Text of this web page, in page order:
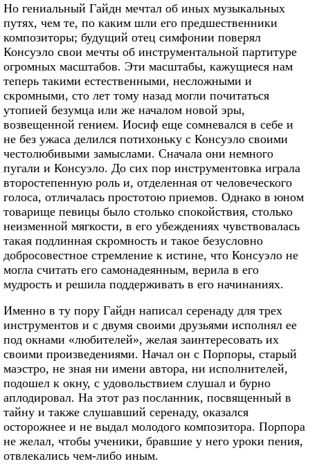
Но гениальный Гайдн мечтал об иных музыкальных
путях, чем те, по каким шли его предшественники
композиторы; будущий отец симфонии поверял
Консуэло свои мечты об инструментальной партитуре
огромных масштабов. Эти масштабы, кажущиеся нам
теперь такими естественными, несложными и
скромными, сто лет тому назад могли почитаться
утопией безумца или же началом новой эры,
возвещенной гением. Иосиф еще сомневался в себе и
не без ужаса делился потихоньку с Консуэло своими
честолюбивыми замыслами. Сначала они немного
пугали и Консуэло. До сих пор инструментовка играла
второстепенную роль и, отделенная от человеческого
голоса, отличалась простотою приемов. Однако в юном
товарище певицы было столько спокойствия, столько
неизменной мягкости, в его убеждениях чувствовалась
такая подлинная скромность и такое безусловно
добросовестное стремление к истине, что Консуэло не
могла считать его самонадеянным, верила в его
мудрость и решила поддерживать в его начинаниях.
Именно в ту пору Гайдн написал серенаду для трех
инструментов и с двумя своими друзьями исполнял ее
под окнами «любителей», желая заинтересовать их
своими произведениями. Начал он с Порпоры, старый
маэстро, не зная ни имени автора, ни исполнителей,
подошел к окну, с удовольствием слушал и бурно
аплодировал. На этот раз посланник, посвященный в
тайну и также слушавший серенаду, оказался
осторожнее и не выдал молодого композитора. Порпора
не желал, чтобы ученики, бравшие у него уроки пения,
отвлекались чем-либо иным.